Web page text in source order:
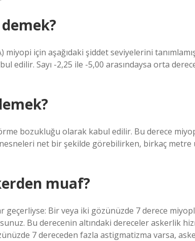
için aşağıdaki şiddet seviyelerini
edilir. Sayı -2,25 ile -5,00 arasındaysa orta
bozukluğu olarak kabul edilir. Bu derece
net bir şekilde görebilirken, birkaç metre
muaf?
geçerliyse: Bir veya iki gözünüzde 7 derece
Bu derecenin altındaki dereceler askerlik
7 dereceden fazla astigmatizma varsa,